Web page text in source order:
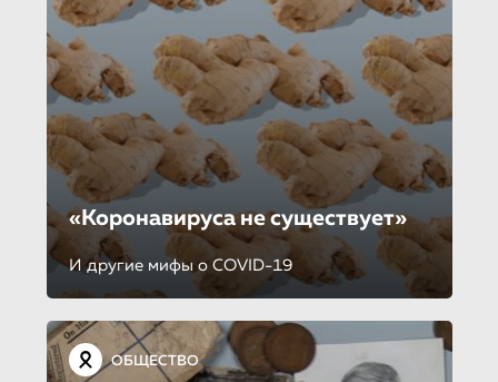
«Коронавируса не существует»
И другие мифы о COVID-19
ОБЩЕСТВО